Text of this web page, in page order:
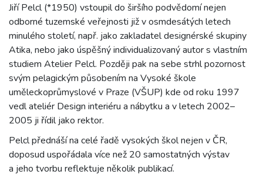
Jiří Pelcl (*1950) vstoupil do širšího podvědomí nejen
odborné tuzemské veřejnosti již v osmdesátých letech
minulého století, např. jako zakladatel designérské skupiny
Atika, nebo jako úspěšný individualizovaný autor s vlastním
studiem Atelier Pelcl. Později pak na sebe strhl pozornost
svým pelagickým působením na Vysoké škole
uměleckoprůmyslové v Praze (VŠUP) kde od roku 1997
vedl ateliér Design interiéru a nábytku a v letech 2002–
2005 ji řídil jako rektor.
Pelcl přednáší na celé řadě vysokých škol nejen v ČR,
doposud uspořádala více než 20 samostatných výstav
a jeho tvorbu reflektuje několik publikací.